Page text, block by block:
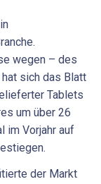
wegen – des
sich das Blatt
Tablets
um über 26
im Vorjahr auf
der Markt